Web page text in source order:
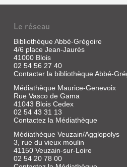
SCOLAIRE
VEUVES
EN
1885
Sans
exemplaire
Meyer,
Catherine
Vallée
la
Cisse,
2013
LA
BIBLIOTHÈQUE
SCOLAIRE
DE
VEUVES
EN
1885
Le réseau
Bibliothèque Abbé-Grégoire
4/6 place Jean-Jaurès
41000 Blois
02 54 56 27 40
Contacter la bibliothèque Abbé-
Médiathèque Maurice-Genevoix
Rue Vasco de Gama
41043 Blois Cedex
02 54 43 31 13
Contactez la Médiathèque
Médiathèque Veuzain/Agglopolys
3, rue du vieux moulin
41150 Veuzain-sur-Loire
02 54 20 78 00